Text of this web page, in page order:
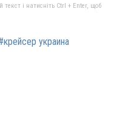
і натисніть Ctrl + Enter, щоб
украина